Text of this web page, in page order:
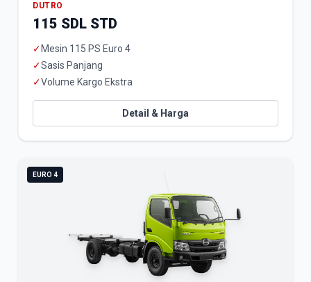
DUTRO
115 SDL STD
✓ Mesin 115 PS Euro 4
✓Sasis Panjang
✓Volume Kargo Ekstra
Detail & Harga
EURO 4